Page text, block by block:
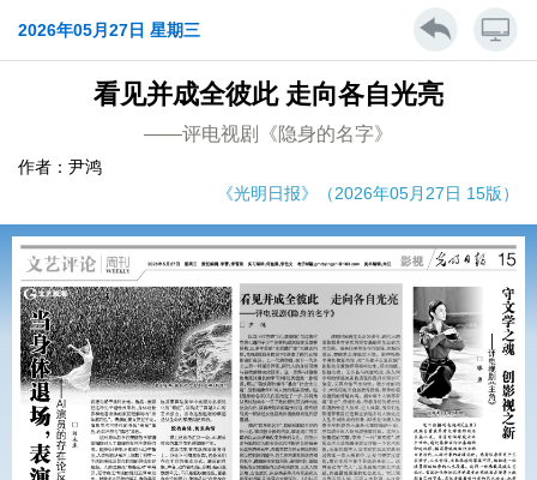
2026年05月27日 星期三
看见并成全彼此 走向各自光亮
——评电视剧《隐身的名字》
作者：尹鸿
《光明日报》（2026年05月27日 15版）